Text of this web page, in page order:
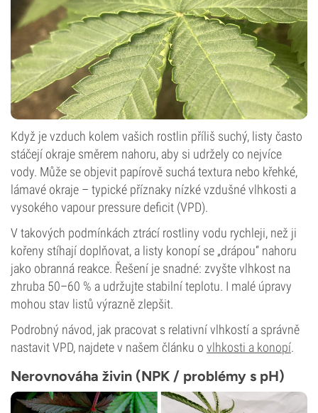
Když je vzduch kolem vašich rostlin příliš suchý, listy často
stáčejí okraje směrem nahoru, aby si udržely co nejvíce
vody. Může se objevit papírově suchá textura nebo křehké,
lámavé okraje – typické příznaky nízké vzdušné vlhkosti a
vysokého vapour pressure deficit (VPD).
V takových podmínkách ztrácí rostliny vodu rychleji, než ji
kořeny stíhají doplňovat, a listy konopí se „drápou“ nahoru
jako obranná reakce. Řešení je snadné: zvyšte vlhkost na
zhruba 50–60 % a udržujte stabilní teplotu. I malé úpravy
mohou stav listů výrazně zlepšit.
Podrobný návod, jak pracovat s relativní vlhkostí a správně
nastavit VPD, najdete v našem článku o vlhkosti a konopí.
Nerovnováha živin (NPK / problémy s pH)